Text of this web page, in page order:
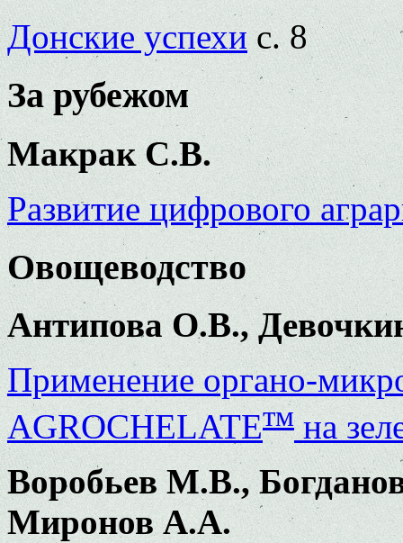
Донские успехис. 8
За рубежом
Макрак С.В.
Развитие цифрового
Овощеводство
Антипова О.В.,
Применение органо-
AGROCHELATEтмна
Воробьев М.В.,
Миронов А.А.